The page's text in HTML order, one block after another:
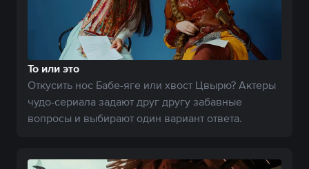
То или это
Откусить нос Бабе-яге или хвост Цвырю? Актеры
чудо-сериала задают друг другу забавные
вопросы и выбирают один вариант ответа.